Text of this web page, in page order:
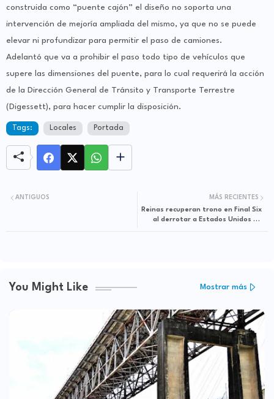
construida como “puente cajón” el diseño no soporta una
intervención de mejoría ampliada del mismo, ya que no se puede
elevar ni profundizar para permitir el paso de camiones.
Adelantó que va a prohibir el paso todo tipo de vehículos que
supere las dimensiones del puente, para lo cual requerirá la acción
de la Dirección General de Tránsito y Transporte Terrestre
(Digessett), para hacer cumplir la disposición.
Tags: Locales Portada
MÁS RECIENTES
Reinas recuperan trono en Final Six
al derrotar a Estados Unidos en
ANTIGUOS
You Might Like Mostrar más